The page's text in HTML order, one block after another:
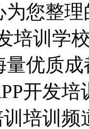
为您整
培训学
量优质
开发
培训频